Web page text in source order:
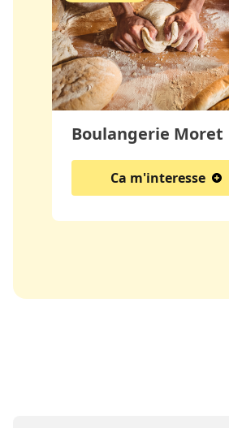
Boulangerie Moret
Ca m'interesse